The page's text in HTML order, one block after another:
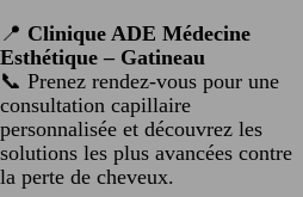
📍 Clinique ADE Médecine
Esthétique – Gatineau
📞 Prenez rendez-vous pour une
consultation capillaire
personnalisée et découvrez les
solutions les plus avancées contre
la perte de cheveux.